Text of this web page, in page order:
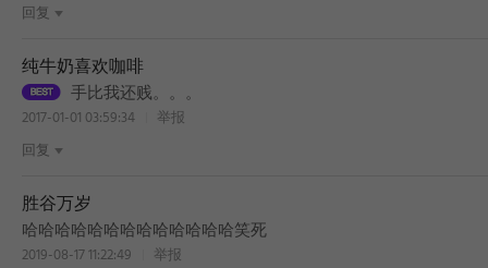
回复
纯牛奶喜欢咖啡
手比我还贱。。。
2017-01-01 03:59:34
举报
回复
胜谷万岁
哈哈哈哈哈哈哈哈哈哈哈哈哈笑死
2019-08-17 11:22:49
举报